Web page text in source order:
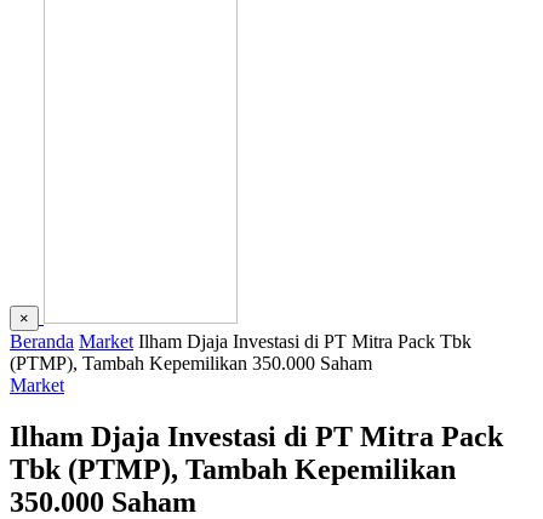
×
Beranda Market Ilham Djaja Investasi di PT Mitra Pack Tbk
(PTMP), Tambah Kepemilikan 350.000 Saham
Market
Ilham Djaja Investasi di PT Mitra Pack
Tbk (PTMP), Tambah Kepemilikan
350.000 Saham